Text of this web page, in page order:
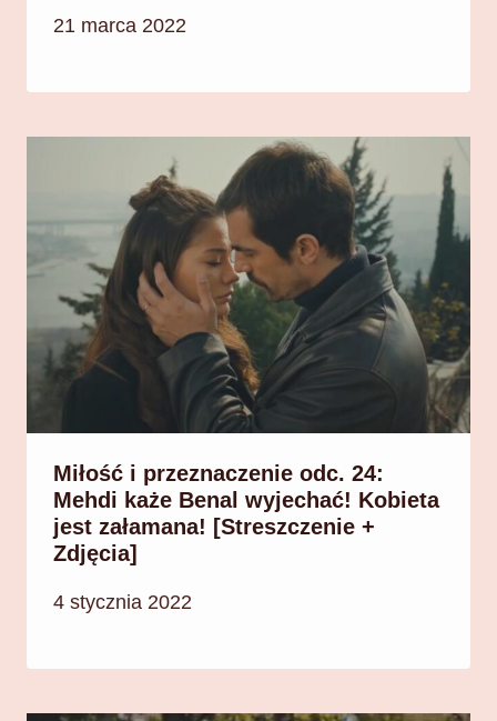
21 marca 2022
Miłość i przeznaczenie odc. 24:
Mehdi każe Benal wyjechać! Kobieta
jest załamana! [Streszczenie +
Zdjęcia]
4 stycznia 2022